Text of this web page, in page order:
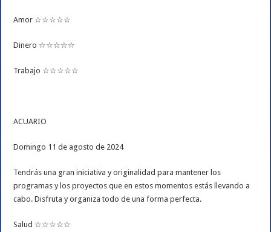
Amor ☆☆☆☆☆
Dinero ☆☆☆☆☆
Trabajo ☆☆☆☆☆
ACUARIO
Domingo 11 de agosto de 2024
Tendrás una gran iniciativa y originalidad para mantener los
programas y los proyectos que en estos momentos estás llevando a
cabo. Disfruta y organiza todo de una forma perfecta.
Salud ☆☆☆☆☆